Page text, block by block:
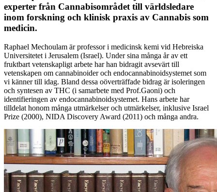
experter från Cannabisområdet till världsledare
inom forskning och klinisk praxis av Cannabis som
medicin.
Raphael Mechoulam är professor i medicinsk kemi vid Hebreiska
Universitetet i Jerusalem (Israel). Under sina många år av ett
fruktbart vetenskapligt arbete har han bidragit avsevärt till
vetenskapen om cannabinoider och endocannabinoidsystemet som
vi känner till idag. Bland dessa oöverträffade bidrag är isoleringen
och syntesen av THC (i samarbete med Prof.Gaoni) och
identifieringen av endocannabinoidsystemet. Hans arbete har
tilldelat honom många utmärkelser och utmärkelser, inklusive Israel
Prize (2000), NIDA Discovery Award (2011) och många andra.